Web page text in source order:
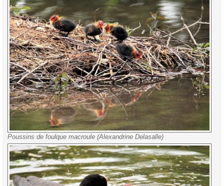
Poussins de foulque macroule (Alexandrine Delasalle)